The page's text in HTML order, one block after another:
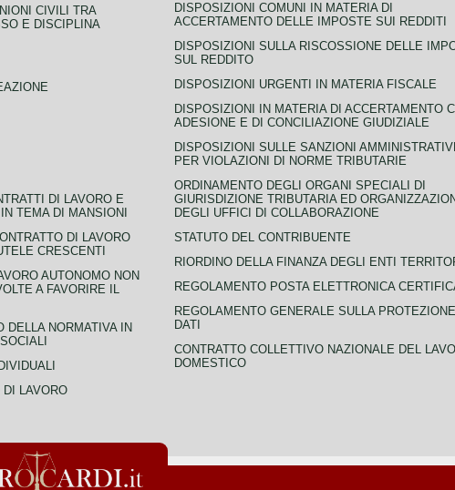
CIVILI TRA
E DISCIPLINA
DI LAVORO E
TEMA DI MANSIONI
DI LAVORO
CRESCENTI
AUTONOMO NON
A FAVORIRE IL
DELLA NORMATIVA IN
DI LAVORO
DISPOSIZIONI COMUNI IN MATERIA DI
ACCERTAMENTO DELLE IMPOSTE SUI REDDITI
DISPOSIZIONI SULLA RISCOSSIONE DELLE
SUL REDDITO
DISPOSIZIONI URGENTI IN MATERIA FISCALE
DISPOSIZIONI IN MATERIA DI ACCERTAMENTO
ADESIONE E DI CONCILIAZIONE GIUDIZIALE
DISPOSIZIONI SULLE SANZIONI
PER VIOLAZIONI DI NORME TRIBUTARIE
ORDINAMENTO DEGLI ORGANI SPECIALI DI
GIURISDIZIONE TRIBUTARIA ED
DEGLI UFFICI DI COLLABORAZIONE
STATUTO DEL CONTRIBUENTE
RIORDINO DELLA FINANZA DEGLI ENTI
REGOLAMENTO POSTA ELETTRONICA
REGOLAMENTO GENERALE SULLA PROTEZIONE
DATI
CONTRATTO COLLETTIVO NAZIONALE DEL
DOMESTICO